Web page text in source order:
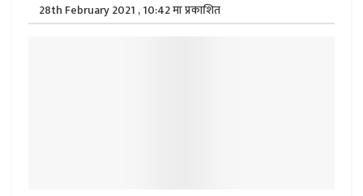
28th February 2021 , 10:42 मा प्रकाशित